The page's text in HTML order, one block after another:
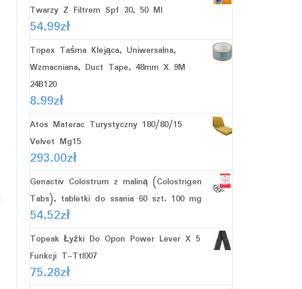
Twarzy Z Filtrem Spf 30, 50 Ml
54.99zł
Topex Taśma Klejąca, Uniwersalna,
Wzmacniana, Duct Tape, 48mm X 9M
24B120
8.99zł
Atos Materac Turystyczny 180/80/15
Velvet Mg15
293.00zł
Genactiv Colostrum z maliną (Colostrigen
Tabs), tabletki do ssania 60 szt. 100 mg
54.52zł
Topeak Łyżki Do Opon Power Lever X 5
Funkcji T-Ttl007
75.28zł